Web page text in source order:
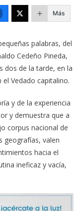
Más
palabras, del
Cedeño Pineda,
dos de la tarde, en la
el Vedado capitalino.
y de la experiencia
y demuestra que a
corpus nacional de
geografías, valen
hacia el
ineficaz y vacía,